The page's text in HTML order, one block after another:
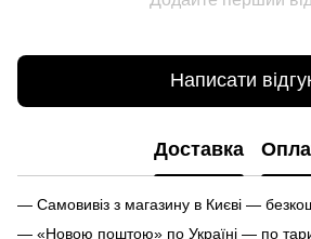
Написати
Доставка
— Самовивіз з магазину в Києві —
— «Новою поштою» по Україні — по